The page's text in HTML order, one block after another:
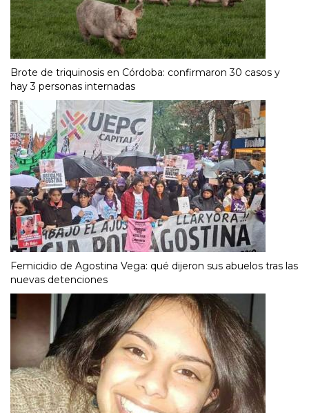
Brote de triquinosis en Córdoba: confirmaron 30 casos y
hay 3 personas internadas
Femicidio de Agostina Vega: qué dijeron sus abuelos tras las
nuevas detenciones